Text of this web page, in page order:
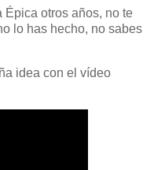
Épica otros años, no te
lo has hecho, no sabes
idea con el vídeo